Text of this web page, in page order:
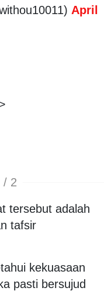
April
/ 2
tersebut adalah
tafsir
kekuasaan
pasti bersujud